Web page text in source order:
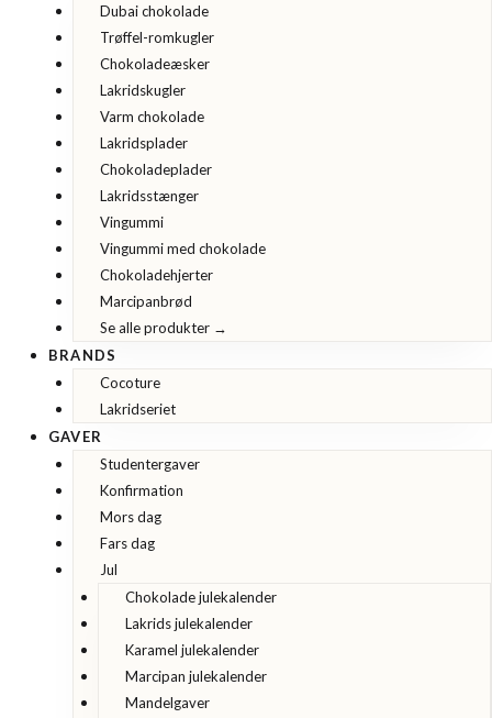
Dubai chokolade
Trøffel-romkugler
Chokoladeæsker
Lakridskugler
Varm chokolade
Lakridsplader
Chokoladeplader
Lakridsstænger
Vingummi
Vingummi med chokolade
Chokoladehjerter
Marcipanbrød
Se alle produkter →
BRANDS
Cocoture
Lakridseriet
GAVER
Studentergaver
Konfirmation
Mors dag
Fars dag
Jul
Chokolade julekalender
Lakrids julekalender
Karamel julekalender
Marcipan julekalender
Mandelgaver